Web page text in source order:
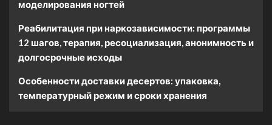
моделирования ногтей
Реабилитация при наркозависимости: программы
12 шагов, терапия, ресоциализация, анонимность и
долгосрочные исходы
Особенности доставки десертов: упаковка,
температурный режим и сроки хранения